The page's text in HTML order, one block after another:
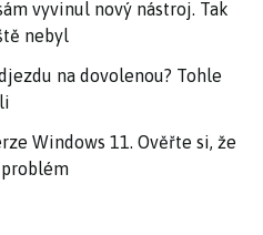
vyvinul nový nástroj. Tak
nebyl
na dovolenou? Tohle
Windows 11. Ověřte si, že